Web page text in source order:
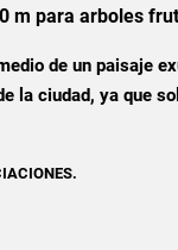
m para arboles
de un paisaje
la ciudad, ya que